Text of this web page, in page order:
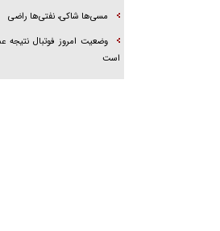
مسی‌ها شاکی، نفتی‌ها راضی
وضعیت امروز فوتبال نتیجه
است